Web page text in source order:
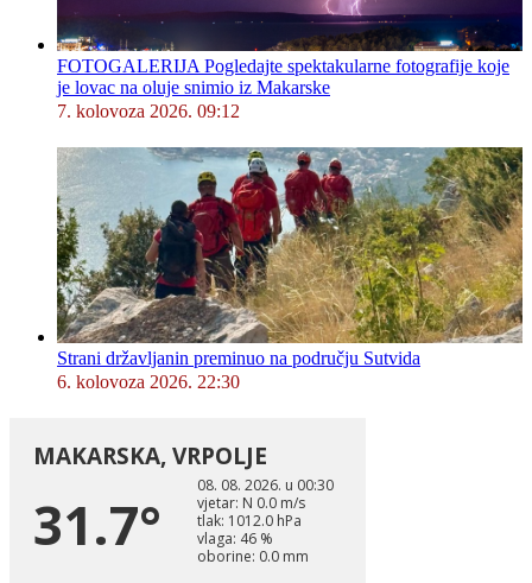
FOTOGALERIJA Pogledajte spektakularne fotografije koje
je lovac na oluje snimio iz Makarske
7. kolovoza 2026. 09:12
Strani državljanin preminuo na području Sutvida
6. kolovoza 2026. 22:30